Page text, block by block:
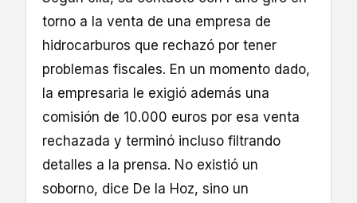
torno a la venta de una empresa de
hidrocarburos que rechazó por tener
problemas fiscales. En un momento dado,
la empresaria le exigió además una
comisión de 10.000 euros por esa venta
rechazada y terminó incluso filtrando
detalles a la prensa. No existió un
soborno, dice De la Hoz, sino un